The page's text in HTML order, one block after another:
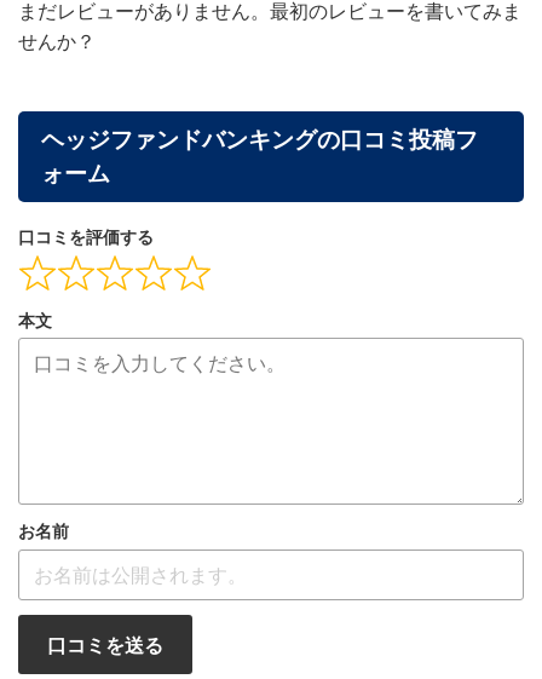
まだレビューがありません。最初のレビューを書いてみま
せんか？
ヘッジファンドバンキングの口コミ投稿フ
ォーム
口コミを評価する
本文
お名前
口コミを送る